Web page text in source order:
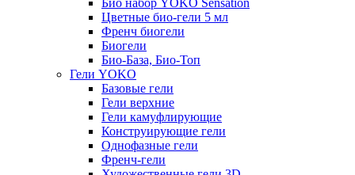
Био набор YOKO Sensation
Цветные био-гели 5 мл
Френч биогели
Биогели
Био-База, Био-Топ
Гели YOKO
Базовые гели
Гели верхние
Гели камуфлирующие
Конструирующие гели
Однофазные гели
Френч-гели